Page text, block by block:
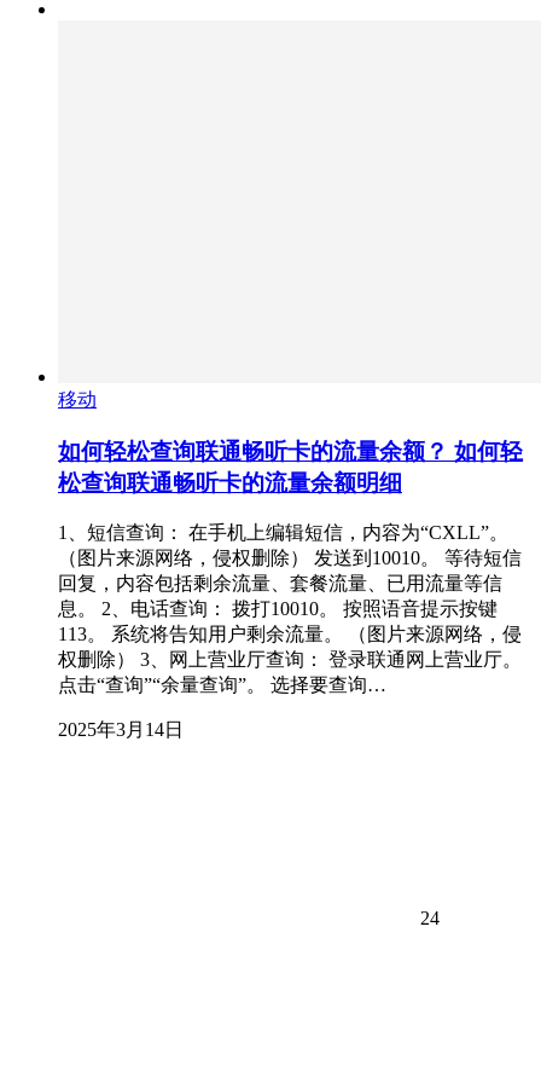
移动
如何轻松查询联通畅听卡的流量余额？ 如何轻
松查询联通畅听卡的流量余额明细
1、短信查询： 在手机上编辑短信，内容为“CXLL”。
（图片来源网络，侵权删除） 发送到10010。 等待短信
回复，内容包括剩余流量、套餐流量、已用流量等信
息。 2、电话查询： 拨打10010。 按照语音提示按键
113。 系统将告知用户剩余流量。 （图片来源网络，侵
权删除） 3、网上营业厅查询： 登录联通网上营业厅。
点击“查询”“余量查询”。 选择要查询…
2025年3月14日
24